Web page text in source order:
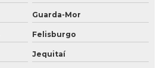
Guarda-Mor
Felisburgo
Jequitaí